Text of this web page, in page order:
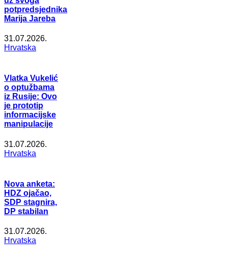
potpredsjednika
Marija Jareba
31.07.2026.
Hrvatska
Vlatka Vukelić
o optužbama
iz Rusije: Ovo
je prototip
informacijske
manipulacije
31.07.2026.
Hrvatska
Nova anketa:
HDZ ojačao,
SDP stagnira,
DP stabilan
31.07.2026.
Hrvatska